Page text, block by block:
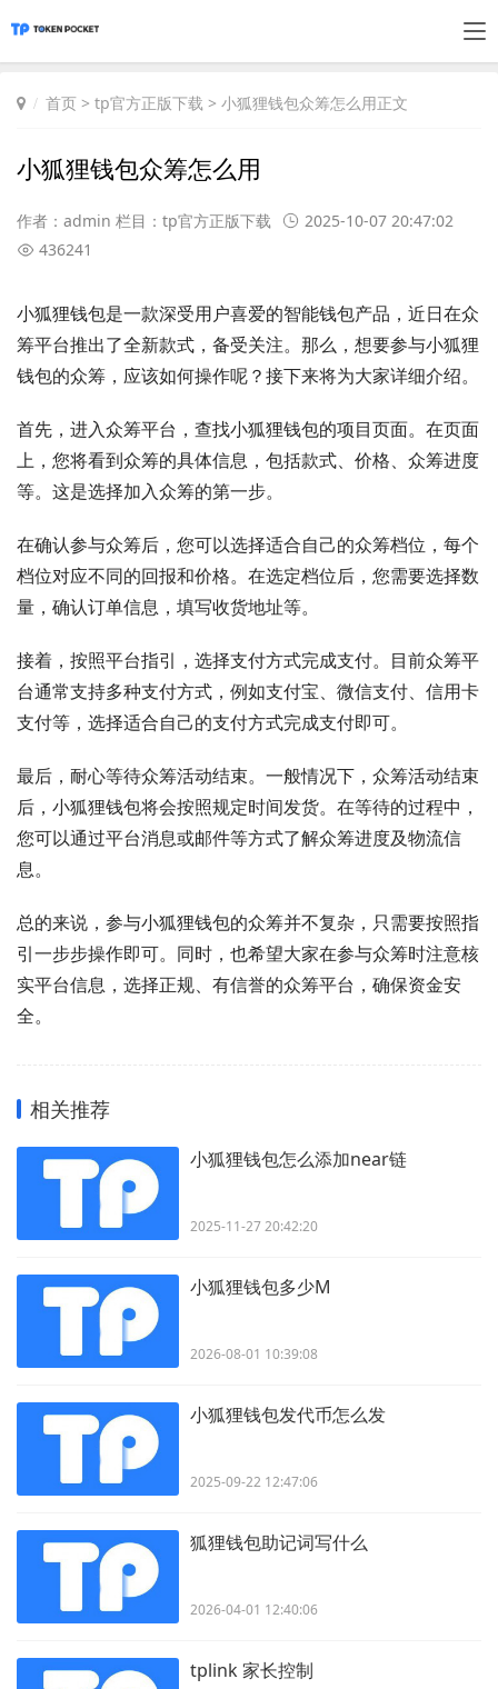
首页 > tp官方正版下载 > 小狐狸钱包众筹怎么用正文
小狐狸钱包众筹怎么用
作者：admin 栏目： tp官方正版下载
2025-10-07 20:47:02
436241
小狐狸钱包是一款深受用户喜爱的智能钱包产品，近日在众
筹平台推出了全新款式，备受关注。那么，想要参与小狐狸
钱包的众筹，应该如何操作呢？接下来将为大家详细介绍。
首先，进入众筹平台，查找小狐狸钱包的项目页面。在页面
上，您将看到众筹的具体信息，包括款式、价格、众筹进度
等。这是选择加入众筹的第一步。
在确认参与众筹后，您可以选择适合自己的众筹档位，每个
档位对应不同的回报和价格。在选定档位后，您需要选择数
量，确认订单信息，填写收货地址等。
接着，按照平台指引，选择支付方式完成支付。目前众筹平
台通常支持多种支付方式，例如支付宝、微信支付、信用卡
支付等，选择适合自己的支付方式完成支付即可。
最后，耐心等待众筹活动结束。一般情况下，众筹活动结束
后，小狐狸钱包将会按照规定时间发货。在等待的过程中，
您可以通过平台消息或邮件等方式了解众筹进度及物流信
息。
总的来说，参与小狐狸钱包的众筹并不复杂，只需要按照指
引一步步操作即可。同时，也希望大家在参与众筹时注意核
实平台信息，选择正规、有信誉的众筹平台，确保资金安
全。
相关推荐
小狐狸钱包怎么添加near链
2025-11-27 20:42:20
小狐狸钱包多少M
2026-08-01 10:39:08
小狐狸钱包发代币怎么发
2025-09-22 12:47:06
狐狸钱包助记词写什么
2026-04-01 12:40:06
tplink 家长控制